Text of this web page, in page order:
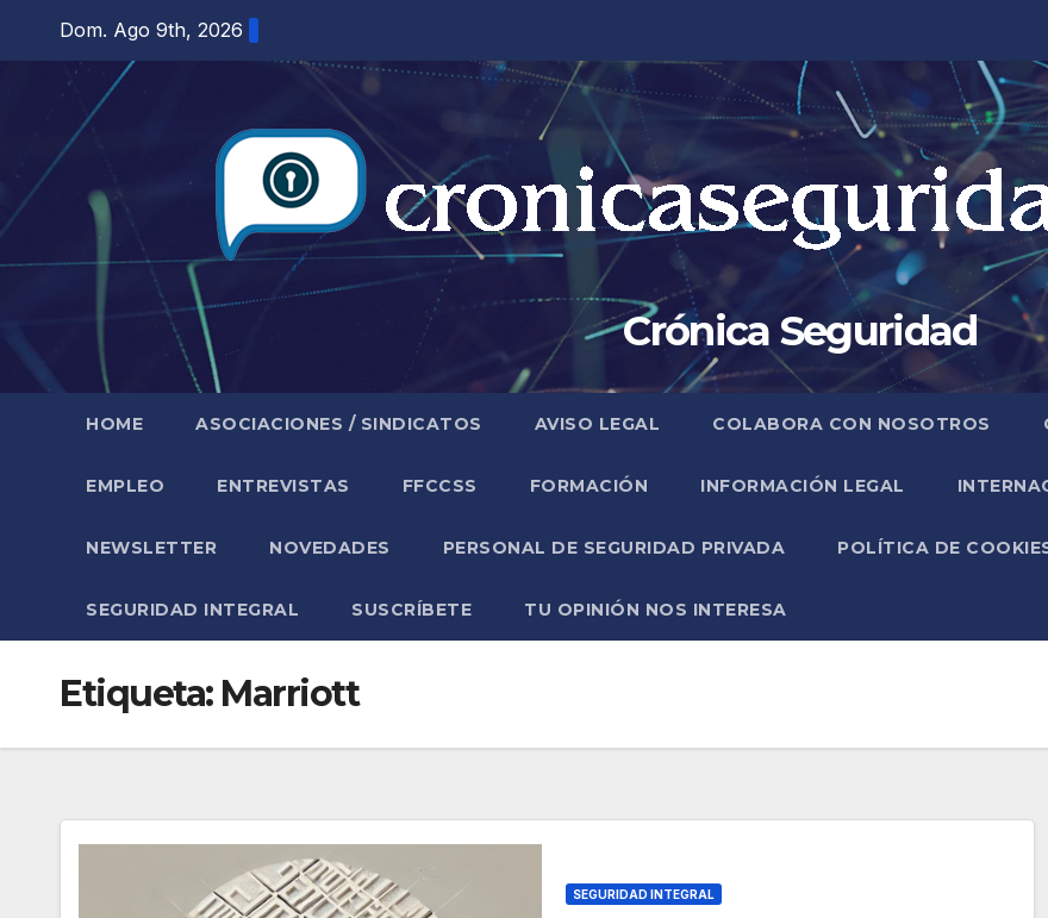
contenido
Dom. Ago 9th, 2026
Crónica Seguridad
HOME ASOCIACIONES / SINDICATOS AVISO LEGAL COLABORA CON NOSOTROS
EMPLEO ENTREVISTAS FFCCSS FORMACIÓN INFORMACIÓN LEGAL
NEWSLETTER NOVEDADES PERSONAL DE SEGURIDAD PRIVADA POLÍTICA DE
SEGURIDAD INTEGRAL SUSCRÍBETE TU OPINIÓN NOS INTERESA
Etiqueta: Marriott
SEGURIDAD INTEGRAL